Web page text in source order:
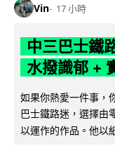
Vin 17 小時
中三巴士鐵
水撥識郁 +
如果你熱愛一件事，
巴士鐵路迷，選擇由
以運作的作品。他以